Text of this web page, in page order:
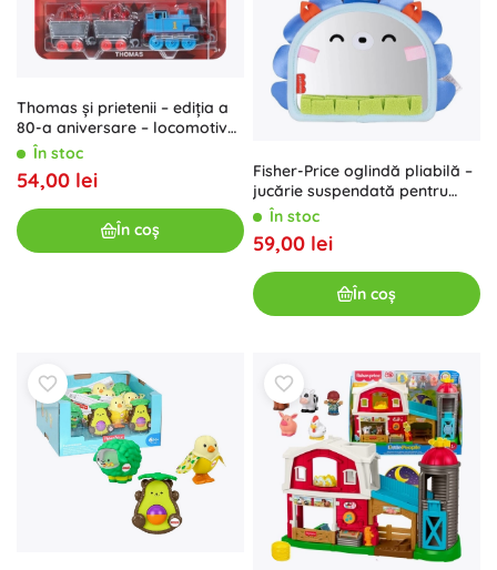
Thomas și prietenii – ediția a
80-a aniversare – locomotivă
metalică cu 2 vagoane
În stoc
54,00 lei
În coș
Fisher-Price oglindă pliabilă –
jucărie suspendată pentru
cărucior
În stoc
59,00 lei
În coș